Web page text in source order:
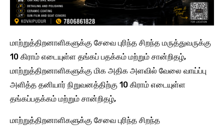
மாற்றுத்திறனாளிகளுக்கு சேவை புரிந்த சிறந்த மருத்துவருக்கு
10 கிராம் எடையுள்ள தங்கப் பதக்கம் மற்றும் சான்றிதழ்,
மாற்றுத்திறனாளிகளுக்கு மிக அதிக அளவில் வேலை வாய்ப்பு
அளித்த தனியார் நிறுவனத்திற்கு 10 கிராம் எடையுள்ள
தங்கப்பதக்கம் மற்றும் சான்றிதழ்,
மாற்றுத்திறனாளிகளுக்கு சேவை புரிந்த சிறந்த